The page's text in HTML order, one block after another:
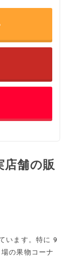
舗の販
います。特に 9
の果物コーナ